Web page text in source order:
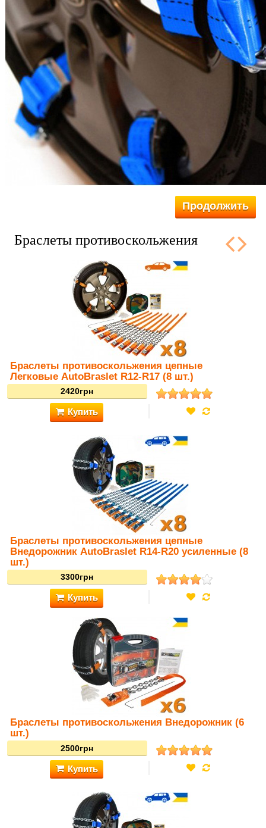
Продолжить
Браслеты противоскольжения
Браслеты противоскольжения цепные
Легковые AutoBraslet R12-R17 (8 шт.)
Браслеты противоскольжения цепные
Внедорожник AutoBraslet R14-R20 усиленные (8
шт.)
Браслеты противоскольжения Внедорожник (6
шт.)